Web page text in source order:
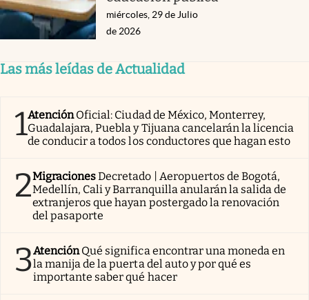
miércoles, 29 de Julio
de 2026
Las más leídas de Actualidad
1AtenciónOficial: Ciudad de México, Monterrey,
Guadalajara, Puebla y Tijuana cancelarán la licencia
de conducir a todos los conductores que hagan esto
2MigracionesDecretado | Aeropuertos de Bogotá,
Medellín, Cali y Barranquilla anularán la salida de
extranjeros que hayan postergado la renovación
del pasaporte
3AtenciónQué significa encontrar una moneda en
la manija de la puerta del auto y por qué es
importante saber qué hacer